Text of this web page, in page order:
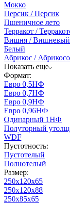
Мокко
Персик / Персик
Пшеничное лето
Терракот /
Вишня / Вишневый
Белый
Абрикос /
Показать еще
Формат:
Евро 0,5НФ
Евро 0,7НФ
Евро 0,9НФ
Евро 0,96НФ
Одинарный 1НФ
Полуторный
WDF
Пустотность:
Пустотелый
Полнотелый
Размер:
250х120х65
250х120х88
250х85х65